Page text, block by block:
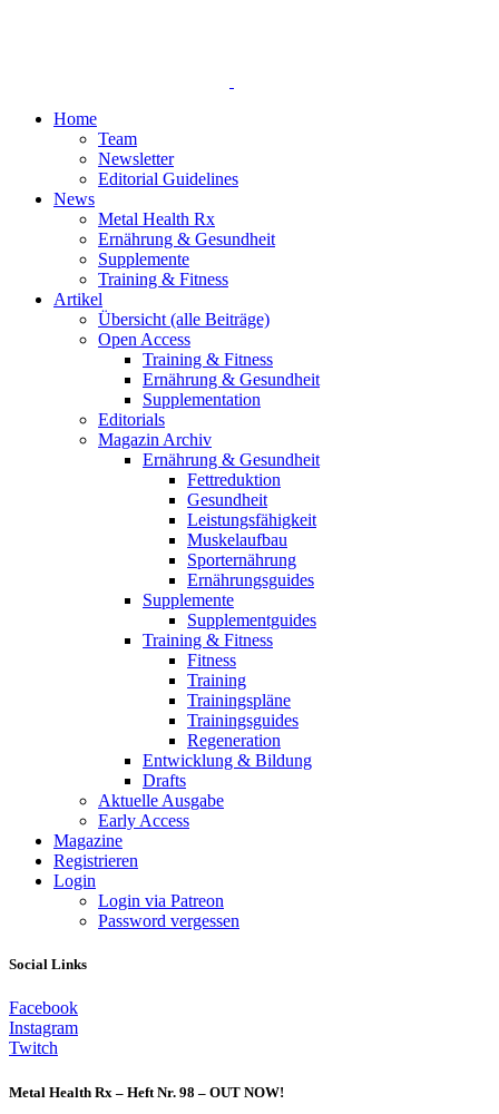
Home
Team
Newsletter
Editorial Guidelines
News
Metal Health Rx
Ernährung & Gesundheit
Supplemente
Training & Fitness
Artikel
Übersicht (alle Beiträge)
Open Access
Training & Fitness
Ernährung & Gesundheit
Supplementation
Editorials
Magazin Archiv
Ernährung & Gesundheit
Fettreduktion
Gesundheit
Leistungsfähigkeit
Muskelaufbau
Sporternährung
Ernährungsguides
Supplemente
Supplementguides
Training & Fitness
Fitness
Training
Trainingspläne
Trainingsguides
Regeneration
Entwicklung & Bildung
Drafts
Aktuelle Ausgabe
Early Access
Magazine
Registrieren
Login
Login via Patreon
Password vergessen
Social Links
Facebook
Instagram
Twitch
Metal Health Rx – Heft Nr. 98 – OUT NOW!